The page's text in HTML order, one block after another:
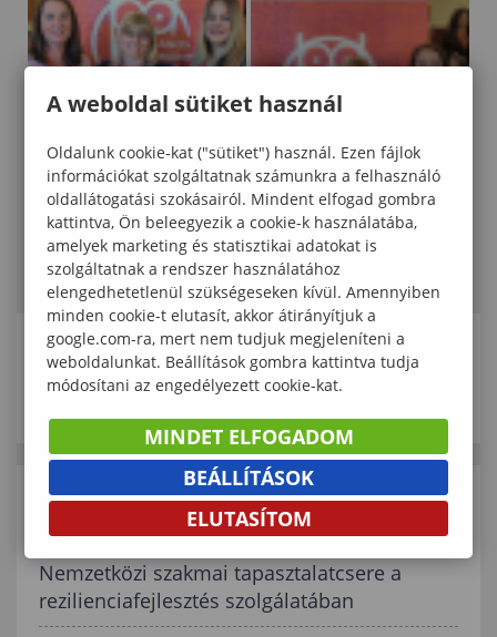
KAPCSOLÓDÓ ELÉRHETŐSÉGEK
KAPCSOLÓDÓ TARTALMAK
Nemzetközi szakmai tapasztalatcsere a
rezilienciafejlesztés szolgálatában
A weboldal sütiket használ
Oldalunk cookie-kat ("sütiket") használ. Ezen fájlok
információkat szolgáltatnak számunkra a felhasználó
oldallátogatási szokásairól. Mindent elfogad gombra
kattintva, Ön beleegyezik a cookie-k használatába,
amelyek marketing és statisztikai adatokat is
szolgáltatnak a rendszer használatához
elengedhetetlenül szükségeseken kívül. Amennyiben
minden cookie-t elutasít, akkor átirányítjuk a
google.com-ra, mert nem tudjuk megjeleníteni a
weboldalunkat. Beállítások gombra kattintva tudja
módosítani az engedélyezett cookie-kat.
MINDET ELFOGADOM
BEÁLLÍTÁSOK
ELUTASÍTOM